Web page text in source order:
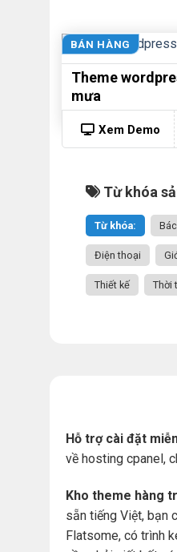
BÁN HÀNG
Theme
mưa
Xem Demo
Từ khóa
Từ khóa:
Điện thoại
Thiết kế Thời
Hỗ trợ cài đặt
về hosting cpanel,
Kho theme hàng
sẵn tiếng Việt, bạn
Flatsome, có trình